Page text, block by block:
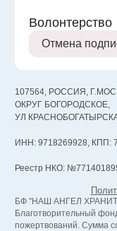
Волонтерство
Отмена
107564, РОССИЯ,
ОКРУГ БОГОРОДСКОЕ,
УЛ
ИНН: 9718269928, КПП:
Реестр НКО:
БФ "НАШ АНГЕЛ
Благотворительный
пожертвований. Сумма